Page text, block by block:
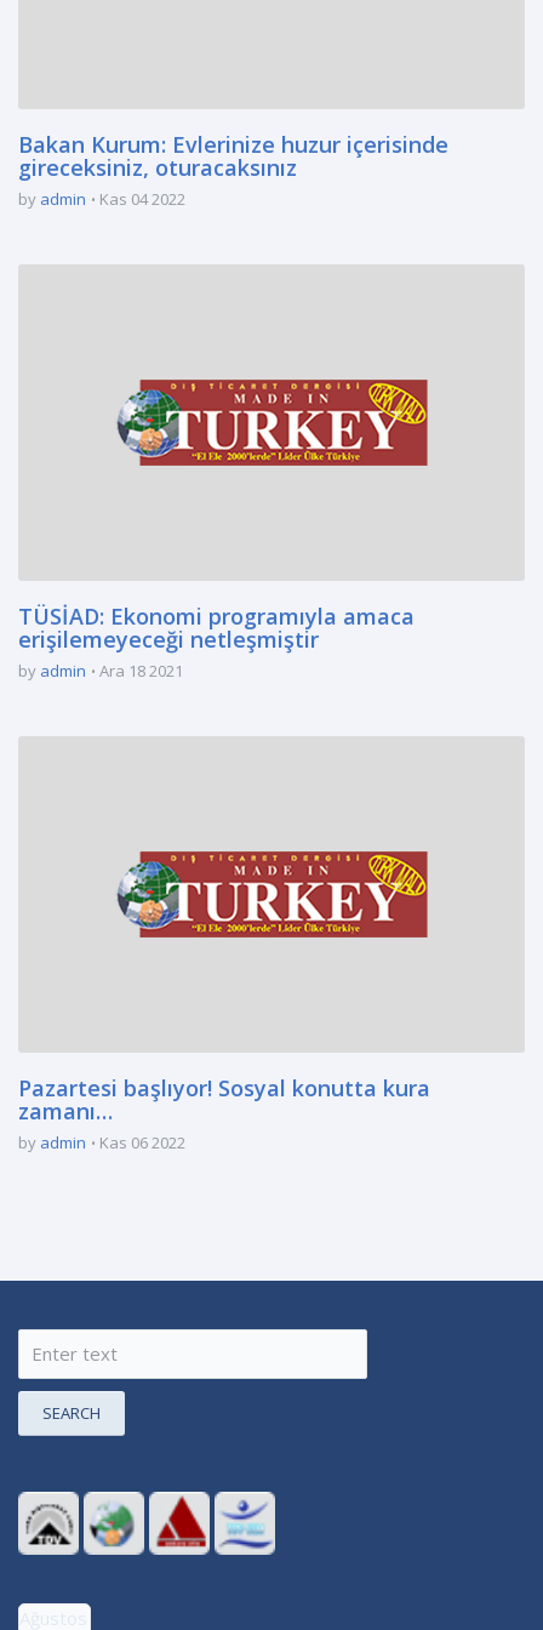
Bakan Kurum: Evlerinize huzur içerisinde
gireceksiniz, oturacaksınız
by admin Kas 04 2022
TÜSİAD: Ekonomi programıyla amaca
erişilemeyeceği netleşmiştir
by admin Ara 18 2021
Pazartesi başlıyor! Sosyal konutta kura
zamanı…
by admin Kas 06 2022
SEARCH
Ağustos